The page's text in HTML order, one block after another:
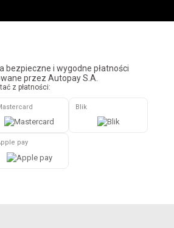
bezpieczne i wygodne płatności
przez Autopay S.A.
z płatności:
Blik
pay